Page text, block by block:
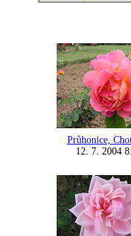
Průhonice,
12. 7. 2004